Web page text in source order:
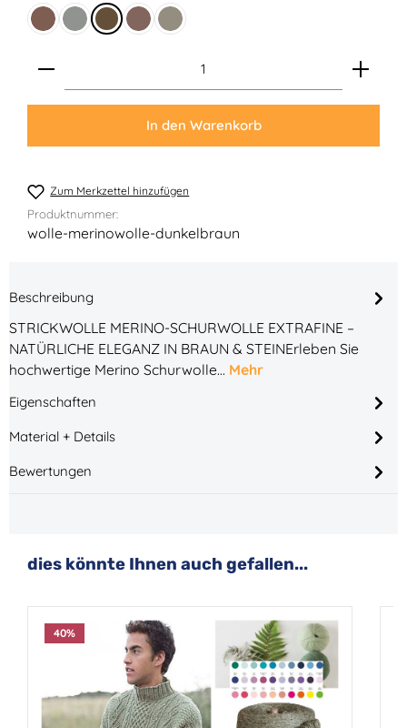
BraunDistelDunkelbraun
Mittelbraun
Stein
Produkt Anzahl: Gib den gewünschten Wert ein
In den Warenkorb
Zum Merkzettel hinzufügen
Produktnummer:
wolle-merinowolle-dunkelbraun
Beschreibung
STRICKWOLLE MERINO-SCHURWOLLE EXTRAFINE –
NATÜRLICHE ELEGANZ IN BRAUN & STEINErleben Sie
hochwertige Merino Schurwolle… Mehr
Eigenschaften
Material + Details
Bewertungen
Produktgalerie überspringen
dies könnte Ihnen auch gefallen...
40%